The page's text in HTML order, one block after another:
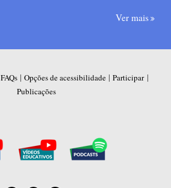
Ver mais
FAQs| Opções de acessibilidade| Participar|
Publicações